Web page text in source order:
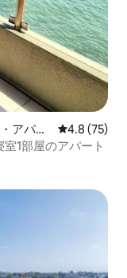
アパー
レビュー75
4.8 (75)
1部屋のアパート